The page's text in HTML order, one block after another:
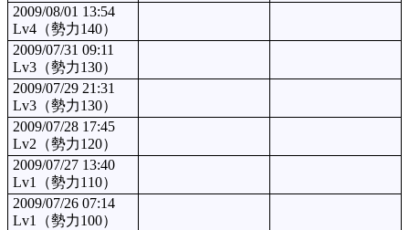
2009/08/01 13:54
Lv4（勢力140）
2009/07/31 09:11
Lv3（勢力130）
2009/07/29 21:31
Lv3（勢力130）
2009/07/28 17:45
Lv2（勢力120）
2009/07/27 13:40
Lv1（勢力110）
2009/07/26 07:14
Lv1（勢力100）